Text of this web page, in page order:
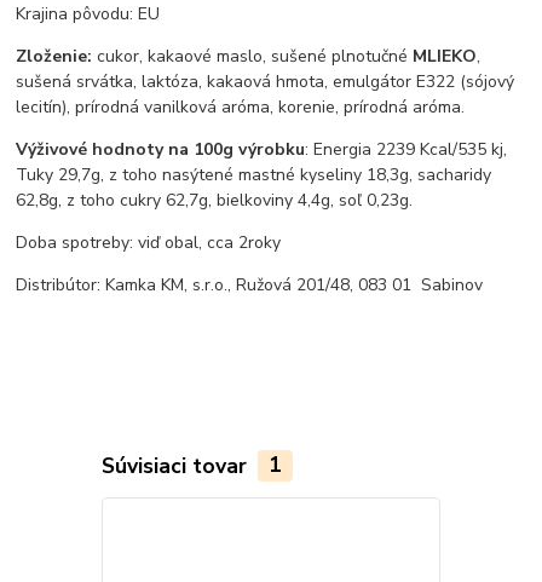
Krajina pôvodu: EU
Zloženie: cukor, kakaové maslo, sušené plnotučné MLIEKO,
sušená srvátka, laktóza, kakaová hmota, emulgátor E322 (sójový
lecitín), prírodná vanilková aróma, korenie, prírodná aróma.
Výživové hodnoty na 100g výrobku: Energia 2239 Kcal/535 kj,
Tuky 29,7g, z toho nasýtené mastné kyseliny 18,3g, sacharidy
62,8g, z toho cukry 62,7g, bielkoviny 4,4g, soľ 0,23g.
Doba spotreby: viď obal, cca 2roky
Distribútor: Kamka KM, s.r.o., Ružová 201/48, 083 01 Sabinov
Súvisiaci tovar 1